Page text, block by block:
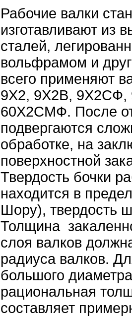
Рабочие валки
изготавливают из
сталей,
вольфрамом и
всего применяют
9Х2, 9Х2В,
60Х2СМФ. После
подвергаются
обработке, на
поверхностной
Твердость бочки
находится в
Шору), твердость
Толщина
слоя валков
радиуса валков.
большого
рациональная
составляет